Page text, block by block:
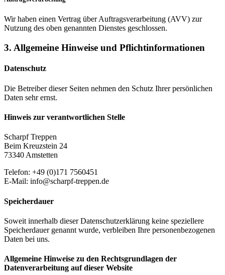
Wir haben einen Vertrag über Auftragsverarbeitung (AVV) zur
Nutzung des oben genannten Dienstes geschlossen.
3. Allgemeine Hinweise und Pflicht­informationen
Datenschutz
Die Betreiber dieser Seiten nehmen den Schutz Ihrer persönlichen
Daten sehr ernst.
Hinweis zur verantwortlichen Stelle
Scharpf Treppen
Beim Kreuzstein 24
73340 Amstetten
Telefon: +49 (0)171 7560451
E-Mail: info@scharpf-treppen.de
Speicherdauer
Soweit innerhalb dieser Datenschutzerklärung keine speziellere
Speicherdauer genannt wurde, verbleiben Ihre personenbezogenen
Daten bei uns.
Allgemeine Hinweise zu den Rechtsgrundlagen der
Datenverarbeitung auf dieser Website